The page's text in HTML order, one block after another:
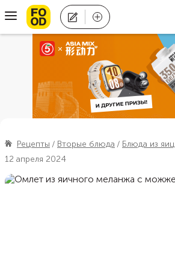
Рецепты Вторые блюда Блюда из яиц
12 апреля 2024